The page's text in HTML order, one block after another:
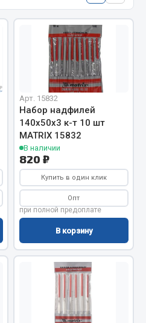
подогреватели
Арт. 15832
Набор надфилей
140х50х3 к-т 10 шт
MATRIX 15832
В наличии
820 ₽
Купить в один клик
Опт
при полной предоплате
В корзину